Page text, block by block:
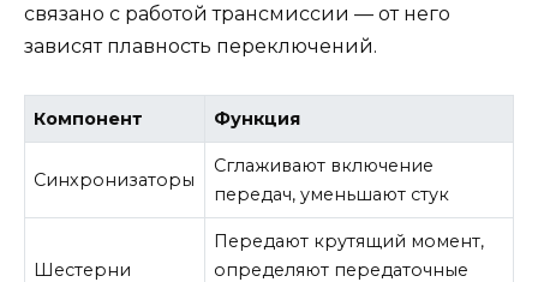
связано с работой трансмиссии — от него
зависят плавность переключений.
Компонент Функция
Синхронизаторы
Сглаживают включение
передач, уменьшают стук
Шестерни
Передают крутящий момент,
определяют передаточные